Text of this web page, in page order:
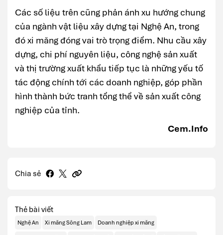
Các số liệu trên cũng phản ánh xu hướng chung
của ngành vật liệu xây dựng tại Nghệ An, trong
đó xi măng đóng vai trò trọng điểm. Nhu cầu xây
dựng, chi phí nguyên liệu, công nghệ sản xuất
và thị trường xuất khẩu tiếp tục là những yếu tố
tác động chính tới các doanh nghiệp, góp phần
hình thành bức tranh tổng thể về sản xuất công
nghiệp của tỉnh.
Cem.Info
Chia sẻ
Thẻ bài viết
Nghệ An Xi măng Sông Lam Doanh nghiệp xi măng